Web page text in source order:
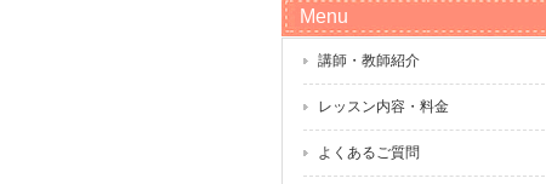
Menu
講師・教師紹介
レッスン内容・料金
よくあるご質問